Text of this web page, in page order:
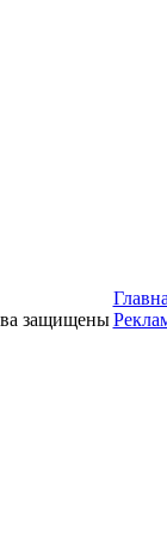
защищены